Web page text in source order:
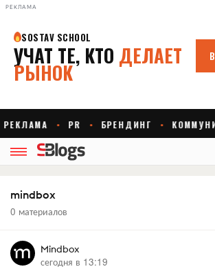
РЕКЛАМА
mindbox
0 материалов
Mindbox
сегодня в 13:19